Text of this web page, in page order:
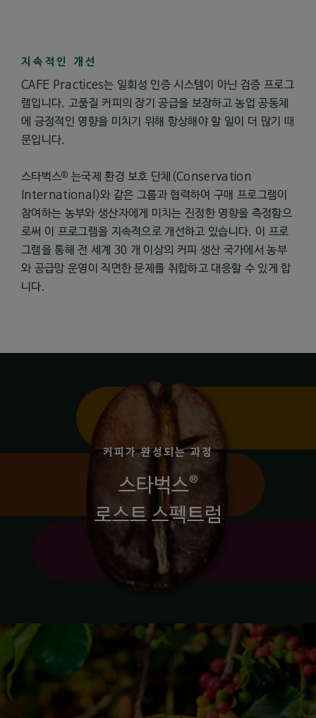
지속적인 개선
CAFE Practices는 일회성 인증 시스템이 아닌 검증 프로그
램입니다. 고품질 커피의 장기 공급을 보장하고 농업 공동체
에 긍정적인 영향을 미치기 위해 항상해야 할 일이 더 많기 때
문입니다.
스타벅스® 는국제 환경 보호 단체(Conservation
International)와 같은 그룹과 협력하여 구매 프로그램이
참여하는 농부와 생산자에게 미치는 진정한 영향을 측정함으
로써 이 프로그램을 지속적으로 개선하고 있습니다. 이 프로
그램을 통해 전 세계 30 개 이상의 커피 생산 국가에서 농부
와 공급망 운영이 직면한 문제를 취합하고 대응할 수 있게 합
니다.
커피가 완성되는 과정
스타벅스®
로스트 스펙트럼